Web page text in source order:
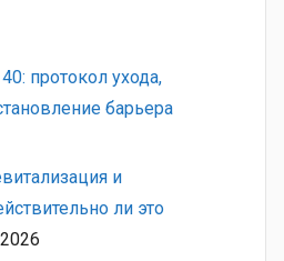
протокол ухода,
барьера
и
ли это